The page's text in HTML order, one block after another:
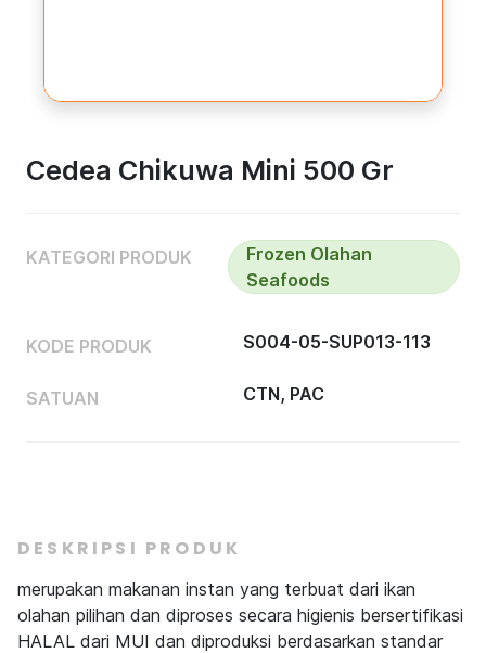
Cedea Chikuwa Mini 500 Gr
KATEGORI PRODUK
Frozen Olahan
Seafoods
KODE PRODUK S004-05-SUP013-113
SATUAN CTN, PAC
DESKRIPSI PRODUK
merupakan makanan instan yang terbuat dari ikan
olahan pilihan dan diproses secara higienis bersertifikasi
HALAL dari MUI dan diproduksi berdasarkan standar